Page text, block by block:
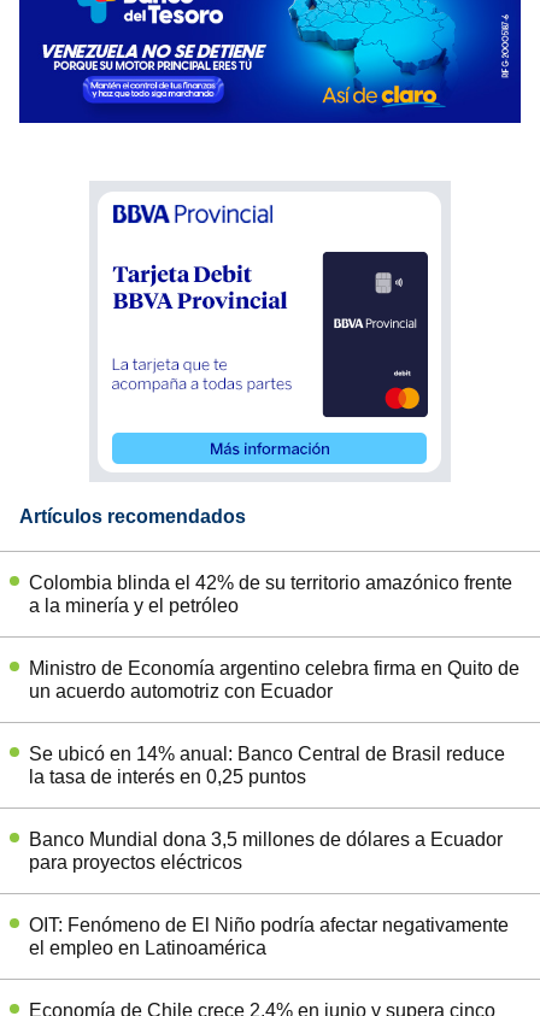
Artículos recomendados
Colombia blinda el 42% de su territorio amazónico frente
a la minería y el petróleo
Ministro de Economía argentino celebra firma en Quito de
un acuerdo automotriz con Ecuador
Se ubicó en 14% anual: Banco Central de Brasil reduce
la tasa de interés en 0,25 puntos
Banco Mundial dona 3,5 millones de dólares a Ecuador
para proyectos eléctricos
OIT: Fenómeno de El Niño podría afectar negativamente
el empleo en Latinoamérica
Economía de Chile crece 2,4% en junio y supera cinco